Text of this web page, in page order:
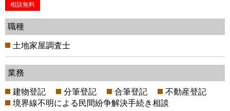
相談無料
職種
土地家屋調査士
業務
建物登記 分筆登記 合筆登記
不動産登記
境界線不明による民間紛争解決手続き相談